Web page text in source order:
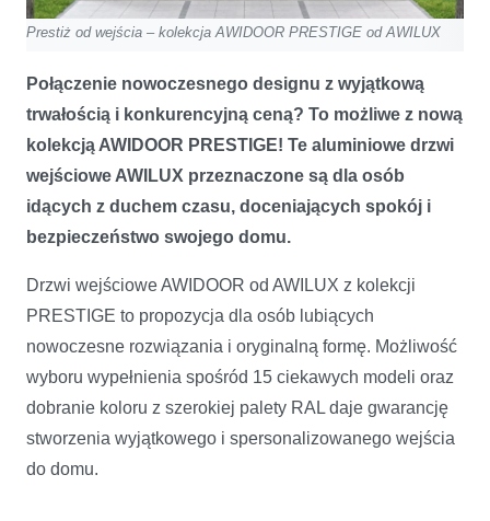
Prestiż od wejścia – kolekcja AWIDOOR PRESTIGE od AWILUX
Połączenie nowoczesnego designu z wyjątkową
trwałością i konkurencyjną ceną? To możliwe z nową
kolekcją AWIDOOR PRESTIGE! Te aluminiowe drzwi
wejściowe AWILUX przeznaczone są dla osób
idących z duchem czasu, doceniających spokój i
bezpieczeństwo swojego domu.
Drzwi wejściowe AWIDOOR od AWILUX z kolekcji
PRESTIGE to propozycja dla osób lubiących
nowoczesne rozwiązania i oryginalną formę. Możliwość
wyboru wypełnienia spośród 15 ciekawych modeli oraz
dobranie koloru z szerokiej palety RAL daje gwarancję
stworzenia wyjątkowego i spersonalizowanego wejścia
do domu.